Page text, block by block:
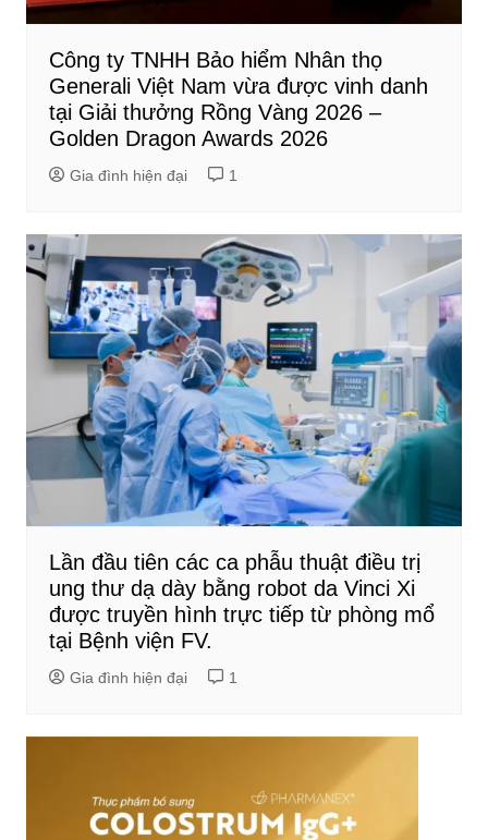
Công ty TNHH Bảo hiểm Nhân thọ
Generali Việt Nam vừa được vinh danh
tại Giải thưởng Rồng Vàng 2026 –
Golden Dragon Awards 2026
Gia đình hiện đại 1
Lần đầu tiên các ca phẫu thuật điều trị
ung thư dạ dày bằng robot da Vinci Xi
được truyền hình trực tiếp từ phòng mổ
tại Bệnh viện FV.
Gia đình hiện đại 1